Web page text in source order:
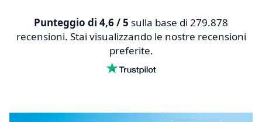
Punteggio di 4,6 / 5 sulla base di 279.878
recensioni. Stai visualizzando le nostre recensioni
preferite.